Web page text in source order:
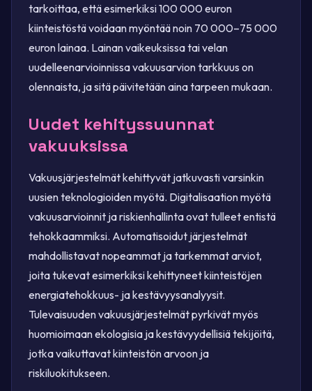
tarkoittaa, että esimerkiksi 100 000 euron
kiinteistöstä voidaan myöntää noin 70 000–75 000
euron lainaa. Lainan vaikeuksissa tai velan
uudelleenarvioinnissa vakuusarvion tarkkuus on
olennaista, ja sitä päivitetään aina tarpeen mukaan.
Uudet kehityssuunnat
vakuuksissa
Vakuusjärjestelmät kehittyvät jatkuvasti varsinkin
uusien teknologioiden myötä. Digitalisaation myötä
vakuusarvioinnit ja riskienhallinta ovat tulleet entistä
tehokkaammiksi. Automatisoidut järjestelmät
mahdollistavat nopeammat ja tarkemmat arviot,
joita tukevat esimerkiksi kehittyneet kiinteistöjen
energiatehokkuus- ja kestävyysanalyysit.
Tulevaisuuden vakuusjärjestelmät pyrkivät myös
huomioimaan ekologisia ja kestävyydellisiä tekijöitä,
jotka vaikuttavat kiinteistön arvoon ja
riskiluokitukseen.